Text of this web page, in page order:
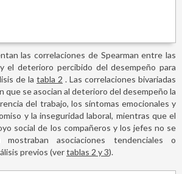
las correlaciones de Spearman entre las
el deterioro percibido del desempeño para
de la tabla 2 . Las correlaciones bivariadas
que se asocian al deterioro del desempeño la
del trabajo, los síntomas emocionales y
y la inseguridad laboral, mientras que el
social de los compañeros y los jefes no se
asociaciones tendenciales o
previos (vertablas 2 y 3).